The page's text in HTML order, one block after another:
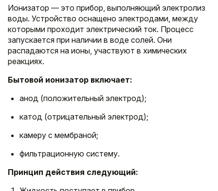
Ионизатор — это прибор, выполняющий электролиз
воды. Устройство оснащено электродами, между
которыми проходит электрический ток. Процесс
запускается при наличии в воде солей. Они
распадаются на ионы, участвуют в химических
реакциях.
Бытовой ионизатор включает:
анод (положительный электрод);
катод (отрицательный электрод);
камеру с мембраной;
фильтрационную систему.
Принцип действия следующий: